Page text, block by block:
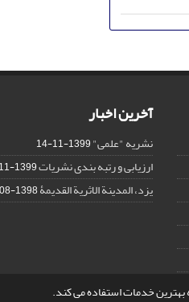
بهترین خدمات استفاده می کند.
آخرین اخبار
نشریه "علمی"1399-11-14
ارزیابی و رتبه بندی نشریات1399-11-14
یزد، المدینة الاثریة القدیمۀ1398-08-28